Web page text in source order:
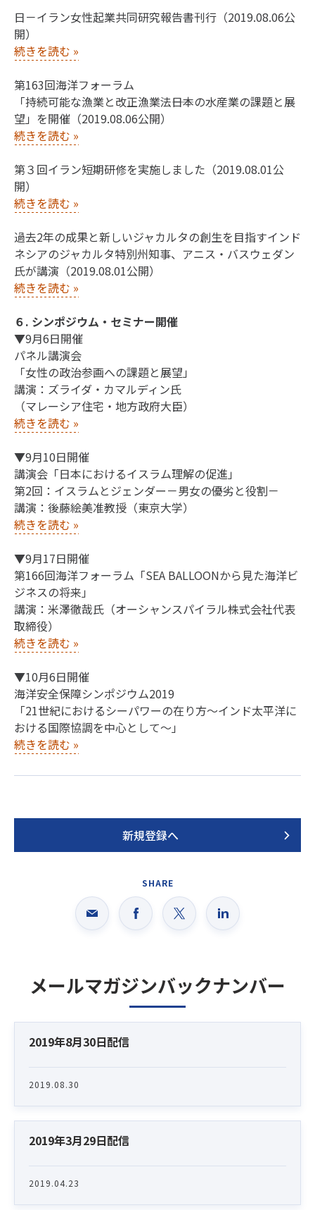
日－イラン女性起業共同研究報告書刊行（2019.08.06公
開）
続きを読む »
第163回海洋フォーラム
「持続可能な漁業と改正漁業法――日本の水産業の課題と展
望」を開催（2019.08.06公開）
続きを読む »
第３回イラン短期研修を実施しました（2019.08.01公
開）
続きを読む »
過去2年の成果と新しいジャカルタの創生を目指すインド
ネシアのジャカルタ特別州知事、アニス・バスウェダン
氏が講演（2019.08.01公開）
続きを読む »
６. シンポジウム・セミナー開催
▼9月6日開催
パネル講演会
「女性の政治参画への課題と展望」
講演：ズライダ・カマルディン氏
（マレーシア住宅・地方政府大臣）
続きを読む »
▼9月10日開催
講演会「日本におけるイスラム理解の促進」
第2回：イスラムとジェンダー－男女の優劣と役割－
講演：後藤絵美准教授（東京大学）
続きを読む »
▼9月17日開催
第166回海洋フォーラム「SEA BALLOONから見た海洋ビ
ジネスの将来」
講演：米澤徹哉氏（オーシャンスパイラル株式会社代表
取締役）
続きを読む »
▼10月6日開催
海洋安全保障シンポジウム2019
「21世紀におけるシーパワーの在り方～インド太平洋に
おける国際協調を中心として～」
続きを読む »
新規登録へ
SHARE
メールマガジンバックナンバー
Latest News
2019年8月30日配信
2019.08.30
2019年3月29日配信
2019.04.23